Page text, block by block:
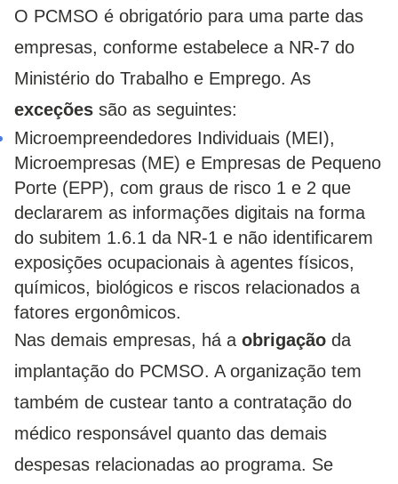
O PCMSO é obrigatório para uma parte das
empresas, conforme estabelece a NR-7 do
Ministério do Trabalho e Emprego. As
exceções são as seguintes:
Microempreendedores Individuais (MEI),
Microempresas (ME) e Empresas de Pequeno
Porte (EPP), com graus de risco 1 e 2 que
declararem as informações digitais na forma
do subitem 1.6.1 da NR-1 e não identificarem
exposições ocupacionais à agentes físicos,
químicos, biológicos e riscos relacionados a
fatores ergonômicos.
Nas demais empresas, há a obrigação da
implantação do PCMSO. A organização tem
também de custear tanto a contratação do
médico responsável quanto das demais
despesas relacionadas ao programa. Se